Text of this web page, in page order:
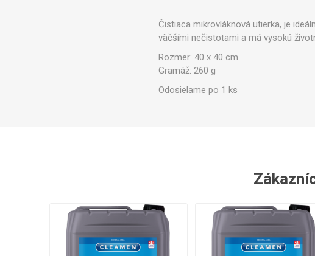
Ventily a
Čistiaca mikrovláknová utierka, je
väčšími nečistotami a má vysokú
Rozmer: 40 x 40 cm
Gramáž: 260 g
Odosielame po 1 ks